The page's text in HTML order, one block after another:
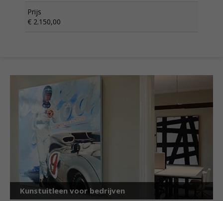
Prijs
€ 2.150,00
Kunstuitleen voor bedrijven